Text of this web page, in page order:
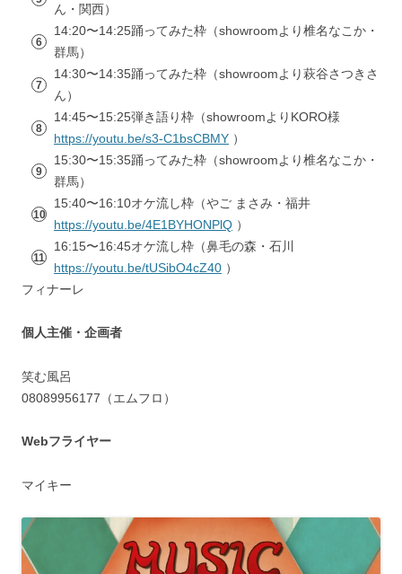
ん・関西）
14:20〜14:25踊ってみた枠（showroomより椎名なこか・
群馬）
14:30〜14:35踊ってみた枠（showroomより萩谷さつきさ
ん）
14:45〜15:25弾き語り枠（showroomよりKORO様
https://youtu.be/s3-C1bsCBMY ）
15:30〜15:35踊ってみた枠（showroomより椎名なこか・
群馬）
15:40〜16:10オケ流し枠（やご まさみ・福井
https://youtu.be/4E1BYHONPlQ ）
16:15〜16:45オケ流し枠（鼻毛の森・石川
https://youtu.be/tUSibO4cZ40 ）
フィナーレ
個人主催・企画者
笑む風呂
08089956177（エムフロ）
Webフライヤー
マイキー